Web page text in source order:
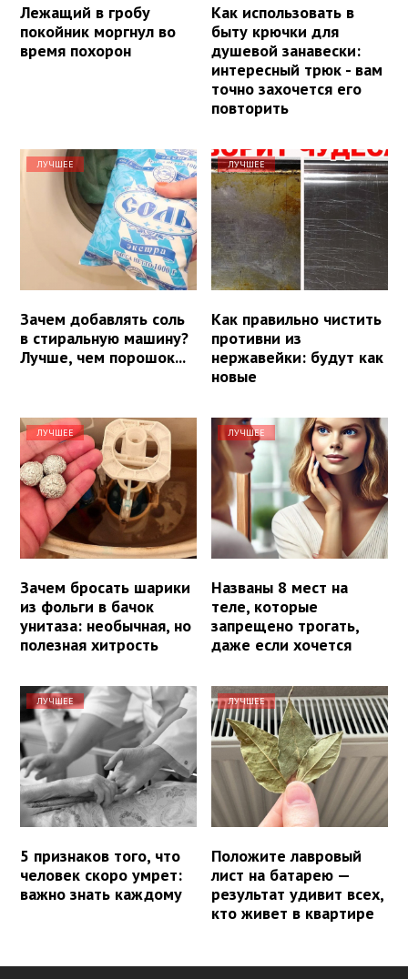
Лежащий в гробу
покойник моргнул во
время похорон
Как использовать в
быту крючки для
душевой занавески:
интересный трюк - вам
точно захочется его
повторить
ЛУЧШЕЕ
Зачем добавлять соль
в стиральную машину?
Лучше, чем порошок...
ЛУЧШЕЕ
Как правильно чистить
противни из
нержавейки: будут как
новые
ЛУЧШЕЕ
Зачем бросать шарики
из фольги в бачок
унитаза: необычная, но
полезная хитрость
ЛУЧШЕЕ
Названы 8 мест на
теле, которые
запрещено трогать,
даже если хочется
ЛУЧШЕЕ
5 признаков того, что
человек скоро умрет:
важно знать каждому
ЛУЧШЕЕ
Положите лавровый
лист на батарею —
результат удивит всех,
кто живет в квартире